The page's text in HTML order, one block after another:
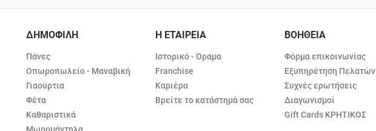
ΔΗΜΟΦΙΛΗ
Πάνες
Οπωροπωλείο - Μαναβική
Γιαούρτια
Φέτα
Καθαριστικά
Η ΕΤΑΙΡΕΙΑ
Ιστορικό - Όραμα
Franchise
Καριέρα
Βρείτε το κατάστημά σας
ΒΟΗΘΕΙΑ
Φόρμα επικοινωνίας
Εξυπηρέτηση Πελατών
Συχνές ερωτήσεις
Διαγωνισμοί
Gift Cards ΚΡΗΤΙΚΟΣ